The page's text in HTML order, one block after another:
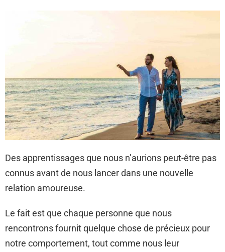
Des apprentissages que nous n’aurions peut-être pas
connus avant de nous lancer dans une nouvelle
relation amoureuse.
Le fait est que chaque personne que nous
rencontrons fournit quelque chose de précieux pour
notre comportement, tout comme nous leur